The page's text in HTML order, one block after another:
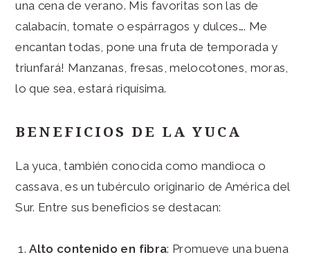
una cena de verano. Mis favoritas son las de
calabacín, tomate o espárragos y dulces…. Me
encantan todas, pone una fruta de temporada y
triunfará! Manzanas, fresas, melocotones, moras,
lo que sea, estará riquísima.
BENEFICIOS DE LA YUCA
La yuca, también conocida como mandioca o
cassava, es un tubérculo originario de América del
Sur. Entre sus beneficios se destacan:
Alto contenido en fibra: Promueve una buena